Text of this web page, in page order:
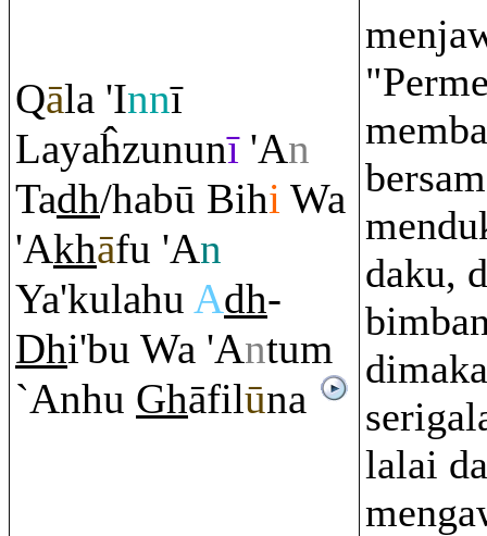
Qāla 'Innī
Layaĥzununī'An
Tadh/habū Bihi Wa
'Akhāfu 'An
Ya'kulahu Adh-
Dhi'bu Wa 'Antum
`Anhu Ghāfilūna
daku,
lalai